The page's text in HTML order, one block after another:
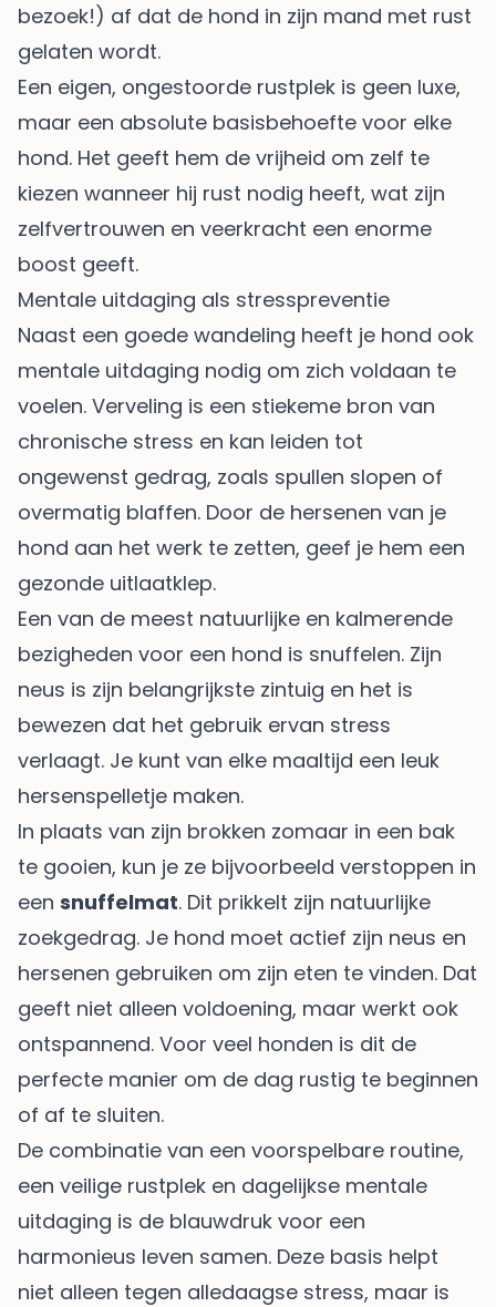
bezoek!) af dat de hond in zijn mand met rust
gelaten wordt.
Een eigen, ongestoorde rustplek is geen luxe,
maar een absolute basisbehoefte voor elke
hond. Het geeft hem de vrijheid om zelf te
kiezen wanneer hij rust nodig heeft, wat zijn
zelfvertrouwen en veerkracht een enorme
boost geeft.
Mentale uitdaging als stresspreventie
Naast een goede wandeling heeft je hond ook
mentale uitdaging nodig om zich voldaan te
voelen. Verveling is een stiekeme bron van
chronische stress en kan leiden tot
ongewenst gedrag, zoals spullen slopen of
overmatig blaffen. Door de hersenen van je
hond aan het werk te zetten, geef je hem een
gezonde uitlaatklep.
Een van de meest natuurlijke en kalmerende
bezigheden voor een hond is snuffelen. Zijn
neus is zijn belangrijkste zintuig en het is
bewezen dat het gebruik ervan stress
verlaagt. Je kunt van elke maaltijd een leuk
hersenspelletje maken.
In plaats van zijn brokken zomaar in een bak
te gooien, kun je ze bijvoorbeeld verstoppen in
een snuffelmat. Dit prikkelt zijn natuurlijke
zoekgedrag. Je hond moet actief zijn neus en
hersenen gebruiken om zijn eten te vinden. Dat
geeft niet alleen voldoening, maar werkt ook
ontspannend. Voor veel honden is dit de
perfecte manier om de dag rustig te beginnen
of af te sluiten.
De combinatie van een voorspelbare routine,
een veilige rustplek en dagelijkse mentale
uitdaging is de blauwdruk voor een
harmonieus leven samen. Deze basis helpt
niet alleen tegen alledaagse stress, maar is